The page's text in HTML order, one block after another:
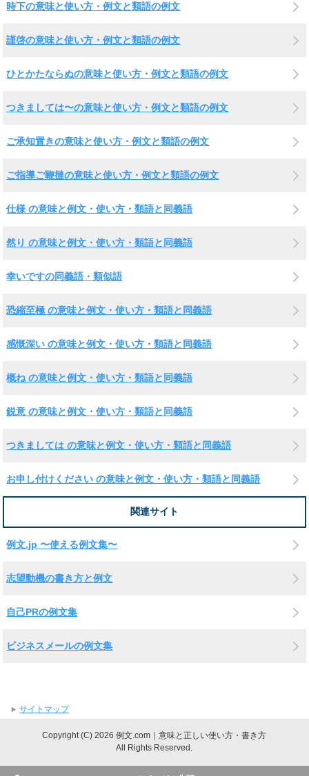
時下の意味と使い方・例文と類語の例文
謹啓の意味と使い方・例文と類語の例文
ひとかたならぬの意味と使い方・例文と類語の例文
つきましては〜の意味と使い方・例文と類語の例文
ご承知置きの意味と使い方・例文と類語の例文
ご指導ご鞭撻の意味と使い方・例文と類語の例文
仕様 の意味と例文・使い方・類語と同義語
然り の意味と例文・使い方・類語と同義語
幸いですの同義語・類似語
恐縮至極 の意味と例文・使い方・類語と同義語
感慨深い の意味と例文・使い方・類語と同義語
概ね の意味と例文・使い方・類語と同義語
鋭意 の意味と例文・使い方・類語と同義語
つきましては の意味と例文・使い方・類語と同義語
お申し付けください の意味と例文・使い方・類語と同義語
関連サイト
例文.jp 〜使える例文集〜
志望動機の書き方と例文
自己PRの例文集
ビジネスメールの例文集
サイトマップ
Copyright (C) 2026 例文.com｜意味と正しい使い方・書き方
All Rights Reserved.